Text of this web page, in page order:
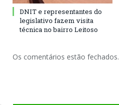
DNIT e representantes do
legislativo fazem visita
técnica no bairro Leitoso
Os comentários estão fechados.